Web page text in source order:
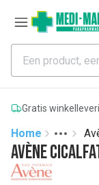
Gratis
Home
More
Toggle
Avène